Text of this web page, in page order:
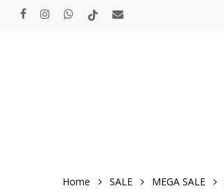
facebookinstagramwhatsapp
tiktok email
Home SALE MEGA SALE